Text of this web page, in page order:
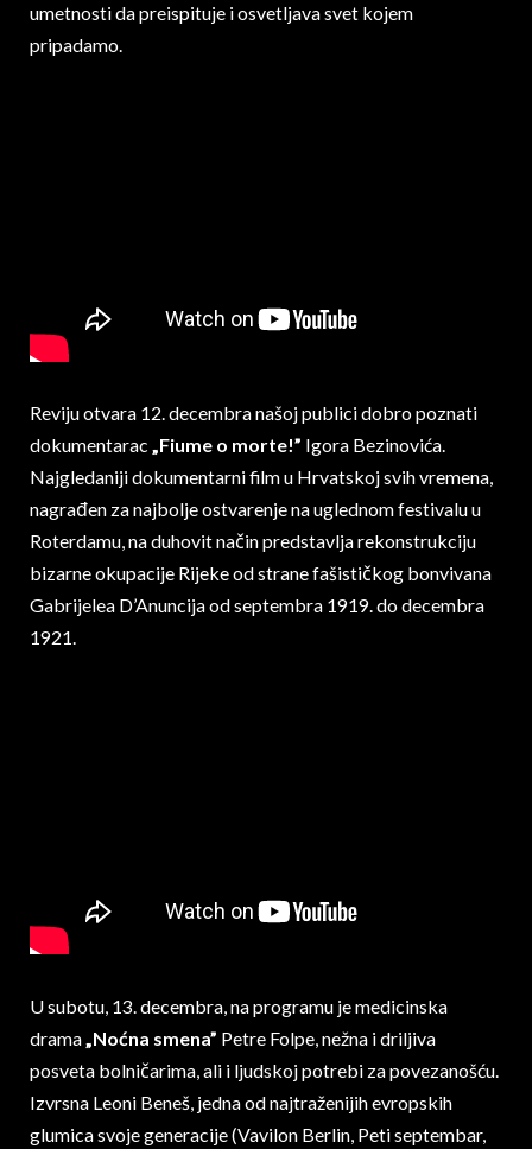
umetnosti da preispituje i osvetljava svet kojem
pripadamo.
Reviju otvara 12. decembra našoj publici dobro poznati
dokumentarac „Fiume o morte!” Igora Bezinovića.
Najgledaniji dokumentarni film u Hrvatskoj svih vremena,
nagrađen za najbolje ostvarenje na uglednom festivalu u
Roterdamu, na duhovit način predstavlja rekonstrukciju
bizarne okupacije Rijeke od strane fašističkog bonvivana
Gabrijelea D’Anuncija od septembra 1919. do decembra
1921.
U subotu, 13. decembra, na programu je medicinska
drama „Noćna smena” Petre Folpe, nežna i driljiva
posveta bolničarima, ali i ljudskoj potrebi za povezanošću.
Izvrsna Leoni Beneš, jedna od najtraženijih evropskih
glumica svoje generacije (Vavilon Berlin, Peti septembar,